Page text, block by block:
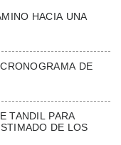
HACIA UNA
DE
TANDIL PARA
DE LOS